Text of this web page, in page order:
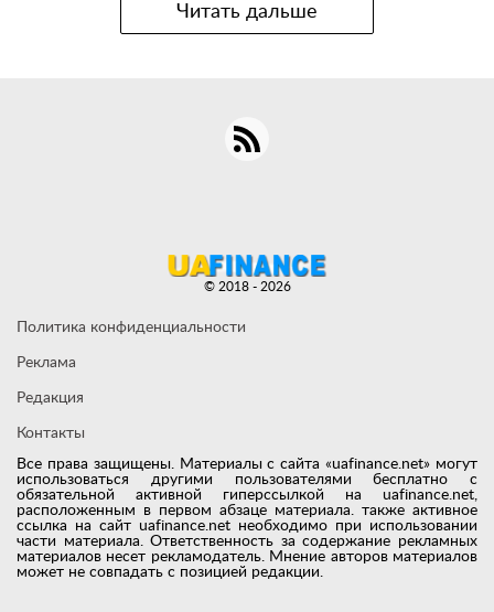
Читать дальше
Все права защищены. Материалы с сайта «uafinance.net» могут
использоваться другими пользователями бесплатно с
обязательной активной гиперссылкой на uafinance.net,
расположенным в первом абзаце материала. также активное
ссылка на сайт uafinance.net необходимо при использовании
части материала. Ответственность за содержание рекламных
материалов несет рекламодатель. Мнение авторов материалов
может не совпадать с позицией редакции.
Политика конфиденциальности
Реклама
Редакция
Контакты
© 2018 - 2026